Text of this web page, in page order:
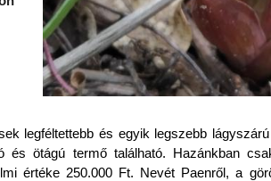
legféltettebb és egyik legszebb
ötágú termő található. Hazánkban
értéke 250.000 Ft. Nevét Paenről, a